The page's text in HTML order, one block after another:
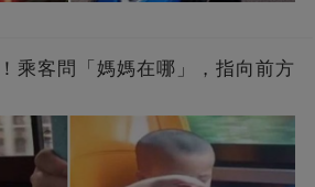
乘客問「媽媽在哪」，指向前方